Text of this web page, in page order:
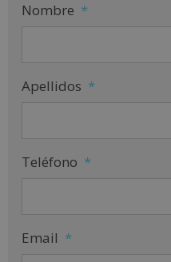
Nombre *
Apellidos *
Teléfono *
Email *